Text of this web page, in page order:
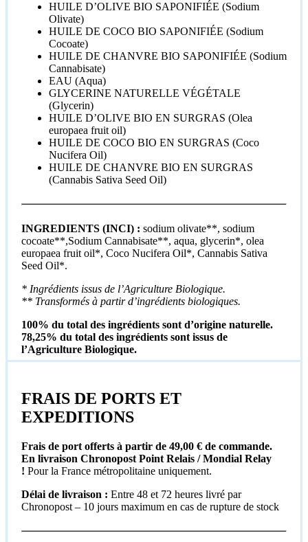
HUILE D’OLIVE BIO SAPONIFIÉE (Sodium
Olivate)
HUILE DE COCO BIO SAPONIFIÉE (Sodium
Cocoate)
HUILE DE CHANVRE BIO SAPONIFIÉE (Sodium
Cannabisate)
EAU (Aqua)
GLYCERINE NATURELLE VÉGÉTALE
(Glycerin)
HUILE D’OLIVE BIO EN SURGRAS (Olea
europaea fruit oil)
HUILE DE COCO BIO EN SURGRAS (Coco
Nucifera Oil)
HUILE DE CHANVRE BIO EN SURGRAS
(Cannabis Sativa Seed Oil)
INGREDIENTS (INCI) : sodium olivate**, sodium
cocoate**,Sodium Cannabisate**, aqua, glycerin*, olea
europaea fruit oil*, Coco Nucifera Oil*, Cannabis Sativa
Seed Oil*.
* Ingrédients issus de l’Agriculture Biologique.
** Transformés à partir d’ingrédients biologiques.
100% du total des ingrédients sont d’origine naturelle.
78,25% du total des ingrédients sont issus de
l’Agriculture Biologique.
FRAIS DE PORTS ET
EXPEDITIONS
Frais de port offerts à partir de 49,00 € de commande.
En livraison Chronopost Point Relais / Mondial Relay
! Pour la France métropolitaine uniquement.
Délai de livraison : Entre 48 et 72 heures livré par
Chronopost – 10 jours maximum en cas de rupture de stock